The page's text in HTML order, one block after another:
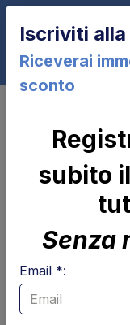
C2000LZ
Iscriviti
Riceverai
sconto
subito
Senza
Email *: